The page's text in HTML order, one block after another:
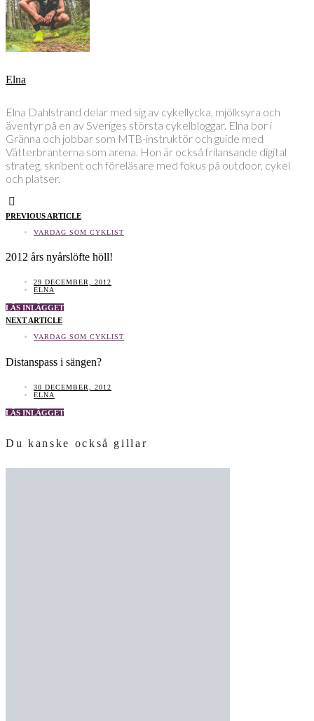
Elna
Elna Dahlstrand delar med sig av cykellycka, mjölksyra och
äventyr på en av Sveriges största cykelbloggar. Elna bor i
Gränna och jobbar som MTB-instruktör och guide med
Vätterbranterna som arena. Hon är också frilansande digital
strateg, skribent och föreläsare med fokus på outdoor, cykel
och platser.
PREVIOUS ARTICLE
VARDAG SOM CYKLIST
2012 års nyårslöfte höll!
29 DECEMBER, 2012
ELNA
LÄS INLÄGGET
NEXT ARTICLE
VARDAG SOM CYKLIST
Distanspass i sängen?
30 DECEMBER, 2012
ELNA
LÄS INLÄGGET
Du kanske också gillar